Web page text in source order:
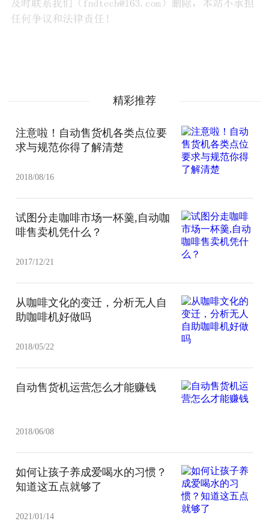
精彩推荐
注意啦！自动售货机各类点位要
求与规范你得了解清楚
2018/08/16
试图分走咖啡市场一杯羹,自动咖
啡售卖机凭什么？
2017/12/21
从咖啡文化的变迁，分析无人自
助咖啡机好做吗
2018/05/22
自动售货机运营怎么才能赚钱
2018/06/08
如何让孩子养成爱喝水的习惯？
知道这五点就够了
2021/01/14